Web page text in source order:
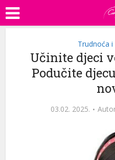
Trudnoća
Učinite djeci
Podučite
03.02. 2025.